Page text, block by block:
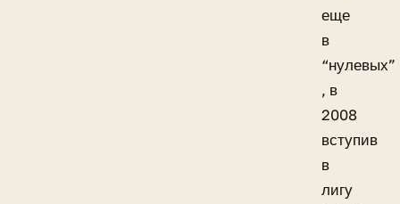
еще
в
“нулевых”
, в
2008
вступив
в
лигу